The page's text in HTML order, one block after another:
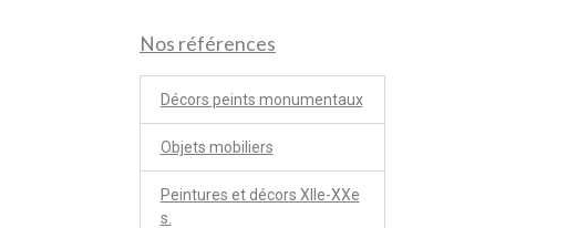
Nos références
Décors peints monumentaux
Objets mobiliers
Peintures et décors XIIe-XXe
s.